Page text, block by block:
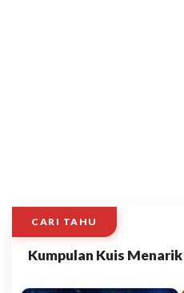
CARI TAHU
Kumpulan Kuis Menarik